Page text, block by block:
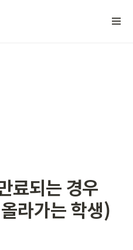
료되는 경우
라가는 학생)